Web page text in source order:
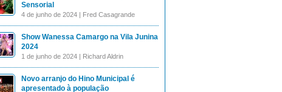
Sensorial
4 de junho de 2024 | Fred Casagrande
Show Wanessa Camargo na Vila Junina
2024
1 de junho de 2024 | Richard Aldrin
Novo arranjo do Hino Municipal é
apresentado à população